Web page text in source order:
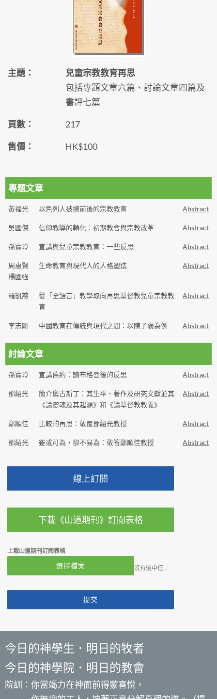
主題：
兒童宗教教育再思
包括專題文章六篇、討論文章四篇及
書評七篇
頁數： 217
售價： HK$100
專題文章
黃福光 以色列人被擄前後的宗教教育 Abstract
吳國傑 信仰教導的轉化：初期教會與宗教改革 Abstract
孫寶玲 宣講與兒童宗教教育：一些反思 Abstract
周惠賢
楊國強
生命教育與現代人的人格塑造 Abstract
羅凱慈
從「全語言」教學取向再思基督教兒童宗教教
育
Abstract
李志剛 中國教育在傳統與現代之間：以陳子褒為例 Abstract
討論文章
孫寶玲 宣講舊約：讀布格曼後的反思 Abstract
鄧紹光
簡介奧古斯丁：其生平、著作及研究文獻並其
《論靈魂及其起源》和《論基督教教義》
Abstract
鄭順佳 比較的再思：敬覆鄧紹光教授 Abstract
鄧紹光 雖或可為，卻不易為：敬答鄭順佳教授 Abstract
線上訂閱
下載《山道期刊》訂閱表格
上載山道期刊訂閱表格
選擇檔案 沒有選中任何文件
提交
今日的神學生．明日的牧者
今日的神學院．明日的教會
院訓：你當竭力在神面前得蒙喜悅，